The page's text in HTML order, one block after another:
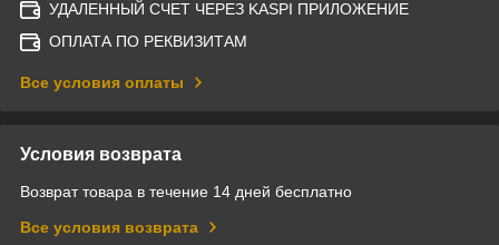
УДАЛЕННЫЙ СЧЕТ ЧЕРЕЗ KASPI ПРИЛОЖЕНИЕ
ОПЛАТА ПО РЕКВИЗИТАМ
Все условия оплаты
Условия возврата
Возврат товара в течение 14 дней бесплатно
Все условия возврата